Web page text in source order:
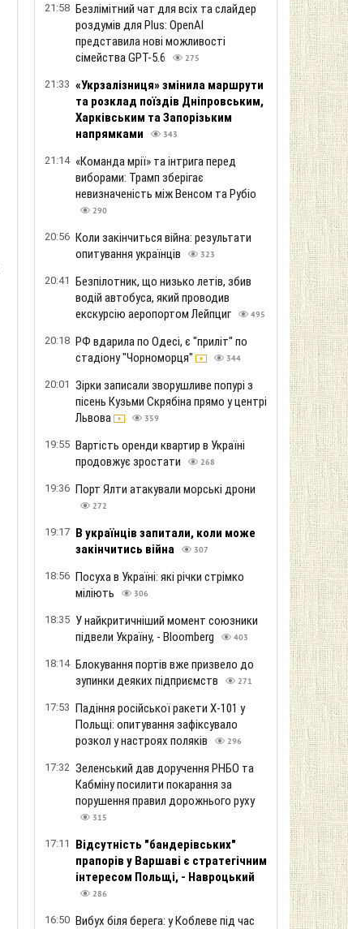
21:58 Безлімітний чат для всіх та слайдер
роздумів для Plus: OpenAI
представила нові можливості
сімейства GPT-5.6
275
21:33 «Укрзалізниця» змінила маршрути
та розклад поїздів Дніпровським,
Харківським та Запорізьким
напрямками
343
21:14 «Команда мрії» та інтрига перед
виборами: Трамп зберігає
невизначеність між Венсом та Рубіо
290
20:56 Коли закінчиться війна: результати
опитування українців
323
20:41 Безпілотник, що низько летів, збив
водій автобуса, який проводив
екскурсію аеропортом Лейпциг
495
20:18 РФ вдарила по Одесі, є "приліт" по
стадіону "Чорноморця"
344
20:01 Зірки записали зворушливе попурі з
пісень Кузьми Скрябіна прямо у центрі
Львова
359
19:55 Вартість оренди квартир в Україні
продовжує зростати
268
19:36 Порт Ялти атакували морські дрони
272
19:17 В українців запитали, коли може
закінчитись війна
307
18:56 Посуха в Україні: які річки стрімко
міліють
306
18:35 У найкритичніший момент союзники
підвели Україну, - Bloomberg
403
18:14 Блокування портів вже призвело до
зупинки деяких підприємств
271
17:53 Падіння російської ракети Х-101 у
Польщі: опитування зафіксувало
розкол у настроях поляків
296
17:32 Зеленський дав доручення РНБО та
Кабміну посилити покарання за
порушення правил дорожнього руху
315
17:11
Відсутність "бандерівських"
прапорів у Варшаві є стратегічним
інтересом Польщі, - Навроцький
286
16:50 Вибух біля берега: у Коблеве під час